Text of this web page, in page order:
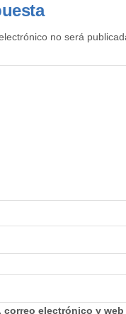
no será
correo electrónico y